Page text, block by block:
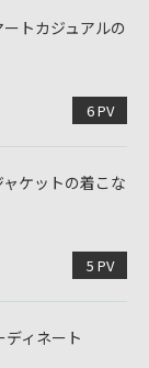
トカジュアルの
6 PV
ケットの着こな
5 PV
ィネート